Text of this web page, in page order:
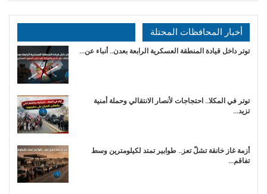
أخبار المحافظات المحتلة
توتر داخل قيادة المنطقة العسكرية الرابعة بعدن.. أنباء عن…
توتر في المكلا.. احتجاجات لأنصار الانتقالي وحملة أمنية
تزيد…
أزمة غاز خانقة تشلّ تعز.. طوابير تمتد لكيلومترين وسط
تفاقم…